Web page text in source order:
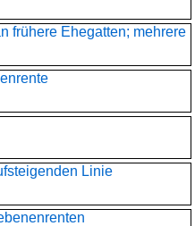
frühere Ehegatten; mehrere
Linie